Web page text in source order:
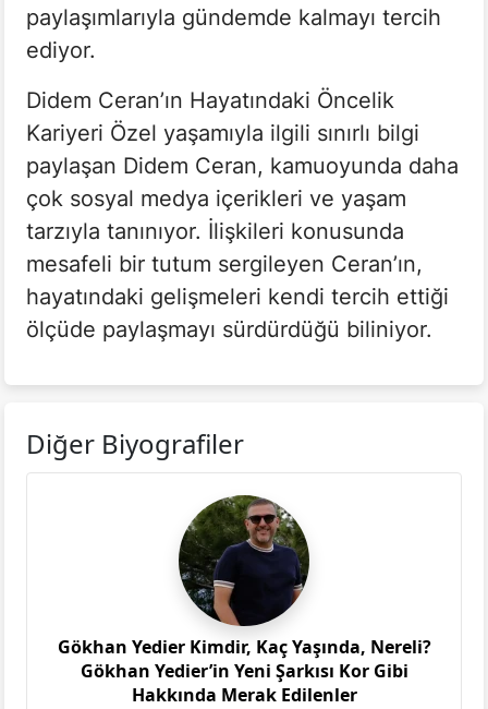
paylaşımlarıyla gündemde kalmayı tercih
ediyor.
Didem Ceran’ın Hayatındaki Öncelik
Kariyeri Özel yaşamıyla ilgili sınırlı bilgi
paylaşan Didem Ceran, kamuoyunda daha
çok sosyal medya içerikleri ve yaşam
tarzıyla tanınıyor. İlişkileri konusunda
mesafeli bir tutum sergileyen Ceran’ın,
hayatındaki gelişmeleri kendi tercih ettiği
ölçüde paylaşmayı sürdürdüğü biliniyor.
Diğer Biyografiler
Gökhan Yedier Kimdir, Kaç Yaşında, Nereli?
Gökhan Yedier’in Yeni Şarkısı Kor Gibi
Hakkında Merak Edilenler